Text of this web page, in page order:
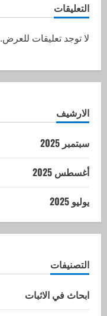
التعليقات
لا توجد تعليقات للعرض.
الارشيف
سبتمبر 2025
أغسطس 2025
يوليو 2025
التصنيفات
ابحاث في الاثبات